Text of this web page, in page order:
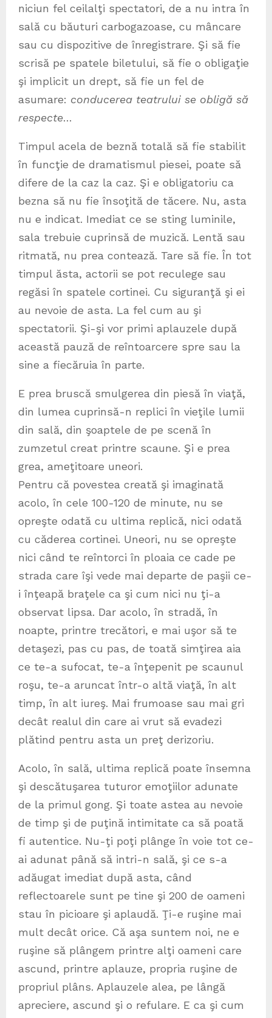
niciun fel ceilalţi spectatori, de a nu intra în
sală cu băuturi carbogazoase, cu mâncare
sau cu dispozitive de înregistrare. Şi să fie
scrisă pe spatele biletului, să fie o obligaţie
şi implicit un drept, să fie un fel de
asumare: conducerea teatrului se obligă să
respecte…
Timpul acela de beznă totală să fie stabilit
în funcţie de dramatismul piesei, poate să
difere de la caz la caz. Şi e obligatoriu ca
bezna să nu fie însoţită de tăcere. Nu, asta
nu e indicat. Imediat ce se sting luminile,
sala trebuie cuprinsă de muzică. Lentă sau
ritmată, nu prea contează. Tare să fie. În tot
timpul ăsta, actorii se pot reculege sau
regăsi în spatele cortinei. Cu siguranţă şi ei
au nevoie de asta. La fel cum au şi
spectatorii. Şi-şi vor primi aplauzele după
această pauză de reîntoarcere spre sau la
sine a fiecăruia în parte.
E prea bruscă smulgerea din piesă în viaţă,
din lumea cuprinsă-n replici în vieţile lumii
din sală, din şoaptele de pe scenă în
zumzetul creat printre scaune. Şi e prea
grea, ameţitoare uneori.
Pentru că povestea creată şi imaginată
acolo, în cele 100-120 de minute, nu se
opreşte odată cu ultima replică, nici odată
cu căderea cortinei. Uneori, nu se opreşte
nici când te reîntorci în ploaia ce cade pe
strada care îşi vede mai departe de paşii ce-
i înţeapă braţele ca şi cum nici nu ţi-a
observat lipsa. Dar acolo, în stradă, în
noapte, printre trecători, e mai uşor să te
detaşezi, pas cu pas, de toată simţirea aia
ce te-a sufocat, te-a înţepenit pe scaunul
roşu, te-a aruncat într-o altă viaţă, în alt
timp, în alt iureş. Mai frumoase sau mai gri
decât realul din care ai vrut să evadezi
plătind pentru asta un preţ derizoriu.
Acolo, în sală, ultima replică poate însemna
şi descătuşarea tuturor emoţiilor adunate
de la primul gong. Şi toate astea au nevoie
de timp şi de puţină intimitate ca să poată
fi autentice. Nu-ţi poţi plânge în voie tot ce-
ai adunat până să intri-n sală, şi ce s-a
adăugat imediat după asta, când
reflectoarele sunt pe tine şi 200 de oameni
stau în picioare şi aplaudă. Ţi-e ruşine mai
mult decât orice. Că aşa suntem noi, ne e
ruşine să plângem printre alţi oameni care
ascund, printre aplauze, propria ruşine de
propriul plâns. Aplauzele alea, pe lângă
apreciere, ascund şi o refulare. E ca şi cum